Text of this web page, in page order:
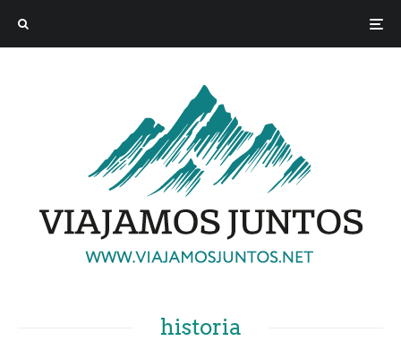
historia